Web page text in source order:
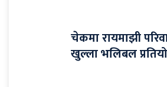
चेकमा रायमाझी
खुल्ला भलिबल